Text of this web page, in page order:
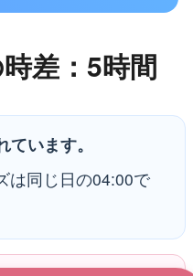
差：5時間
います。
は同じ日の04:00で